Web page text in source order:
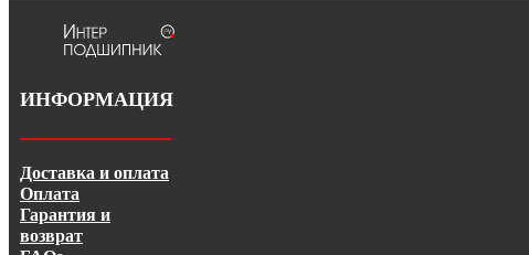
ИНФОРМАЦИЯ
Доставка и оплата
Оплата
Гарантия и
возврат